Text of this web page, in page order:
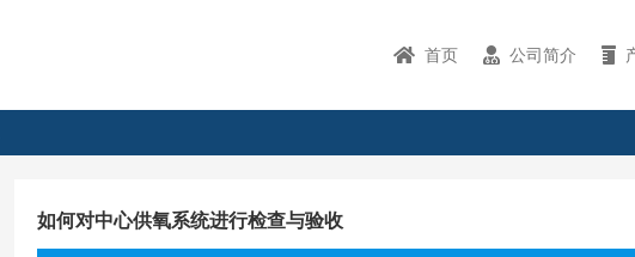
首页 公司简介
如何对中心供氧系统进行检查与验收